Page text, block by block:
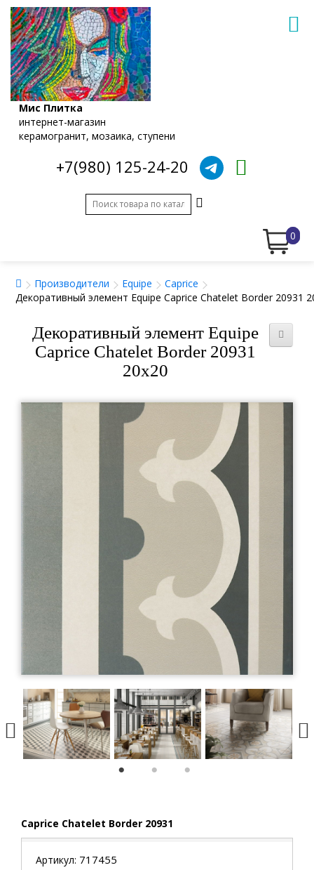
Мис Плитка
интернет-магазин
керамогранит, мозаика, ступени
+7(980) 125-24-20
0
Производители Equipe
Caprice
Декоративный элемент Equipe Caprice Chatelet Border 20931
Декоративный элемент Equipe
Caprice Chatelet Border 20931
20x20
Caprice Chatelet Border 20931
Артикул: 717455